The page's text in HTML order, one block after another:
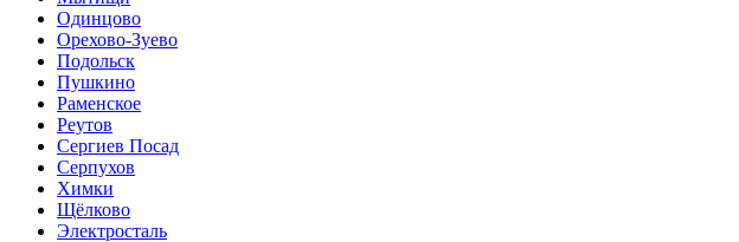
Одинцово
Орехово-Зуево
Подольск
Пушкино
Раменское
Реутов
Сергиев Посад
Серпухов
Химки
Щёлково
Электросталь